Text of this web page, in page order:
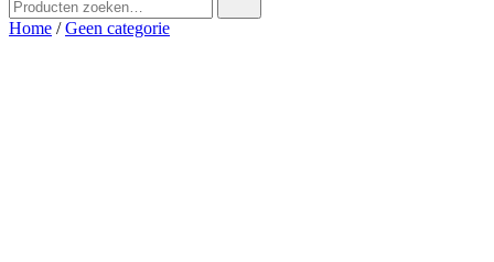
naar:
Home /Geen categorie